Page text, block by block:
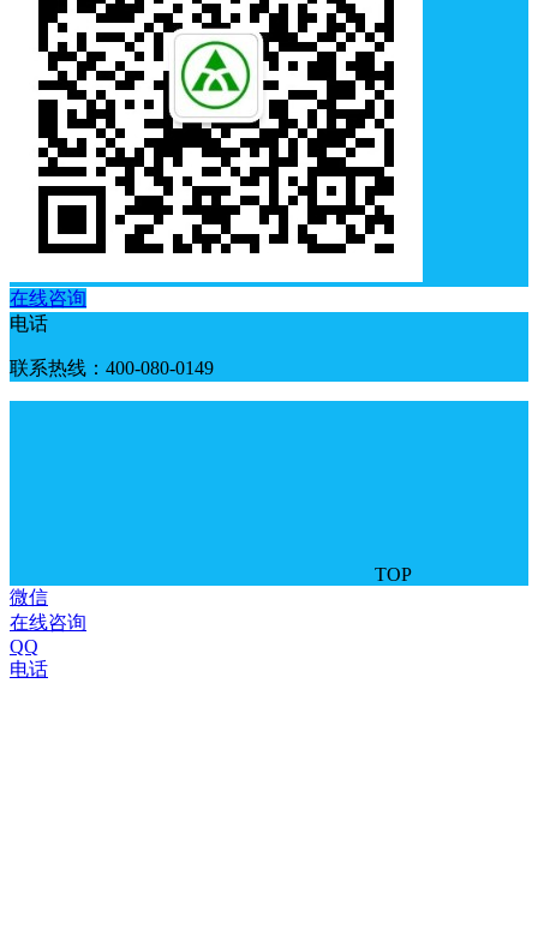
在线咨询
电话
联系热线：400-080-0149
TOP
微信
在线咨询
QQ
电话